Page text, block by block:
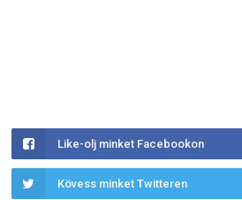
Like-olj minket Facebookon
Kövess minket Twitteren